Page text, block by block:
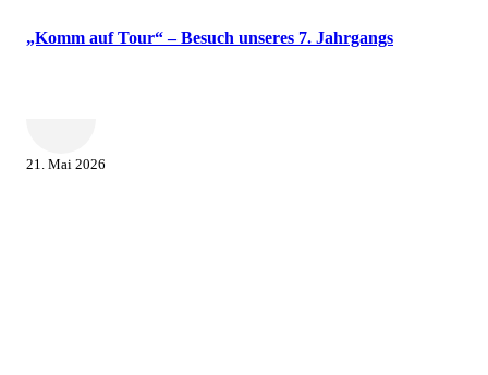
„Komm auf Tour“ – Besuch unseres 7. Jahrgangs
21. Mai 2026